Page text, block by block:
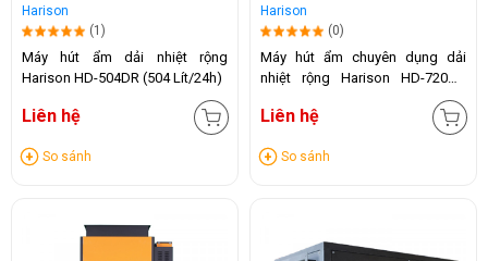
Harison
(1)
Máy hút ẩm dải nhiệt rộng
Harison HD-504DR (504 Lít/24h)
Liên hệ
So sánh
Harison
(0)
Máy hút ẩm chuyên dụng dải
nhiệt rộng Harison HD-720DR
Liên hệ
So sánh